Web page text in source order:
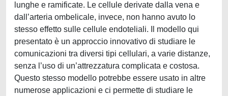
lunghe e ramificate. Le cellule derivate dalla vena e
dall’arteria ombelicale, invece, non hanno avuto lo
stesso effetto sulle cellule endoteliali. Il modello qui
presentato è un approccio innovativo di studiare le
comunicazioni tra diversi tipi cellulari, a varie distanze,
senza l’uso di un’attrezzatura complicata e costosa.
Questo stesso modello potrebbe essere usato in altre
numerose applicazioni e ci permette di studiare le